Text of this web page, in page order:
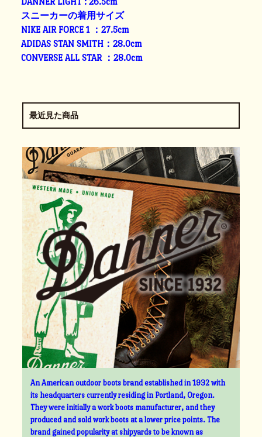
スニーカーの着用サイズ
NIKE AIR FORCE 1 ：27.5cm
ADIDAS STAN SMITH：28.0cm
CONVERSE ALL STAR ：28.0cm
最近見た商品
An American outdoor boots brand established in 1932 with
its headquarters currently residing in Portland, Oregon.
They were initially a work boots manufacturer, and they
produced and sold work boots at a lower price points. The
brand gained popularity at shipyards to be known as